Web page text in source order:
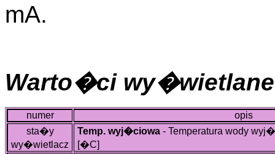
mA.
Warto�ci wy�wietlane
numer
opis
sta�y
wy�wietlacz
Temp. wyj�ciowa- Temperatura wody
[�C]